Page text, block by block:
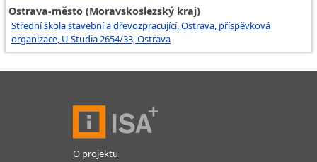
Ostrava-město (Moravskoslezský kraj)
Střední škola stavební a dřevozpracující, Ostrava, příspěvková
organizace, U Studia 2654/33, Ostrava
O projektu